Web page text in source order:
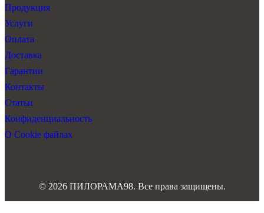
Продукция
Услуги
Оплата
Доставка
Гарантии
Контакты
Статьи
Конфиденциальность
О Cookie файлах
© 2026 ПИЛОРАМА98. Все права защищены.